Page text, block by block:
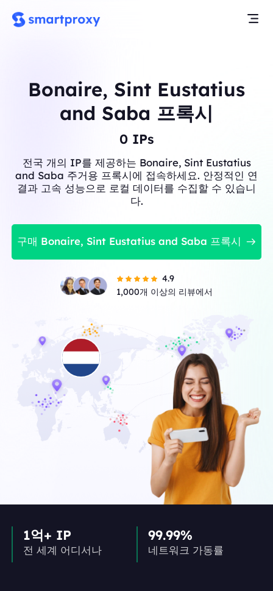
Bonaire, Sint Eustatius
and Saba 프록시
0IPs
전국 개의 IP를 제공하는 Bonaire, Sint Eustatius
and Saba 주거용 프록시에 접속하세요. 안정적인 연
결과 고속 성능으로 로컬 데이터를 수집할 수 있습니
다.
구매 Bonaire, Sint Eustatius and Saba 프록시
4.9
1,000개 이상의 리뷰에서
1억+ IP
전 세계 어디서나
99.99%
네트워크 가동률